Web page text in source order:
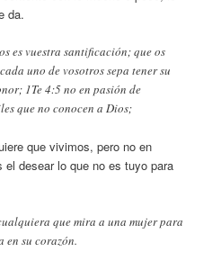
da.
es vuestra santificación; que os
uno de vosotros sepa tener su
1Te 4:5 no en pasión de
que no conocen a Dios;
que vivimos, pero no en
desear lo que no es tuyo para
que mira a una mujer para
su corazón.